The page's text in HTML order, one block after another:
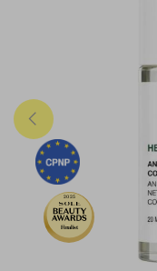
2025
Finalist